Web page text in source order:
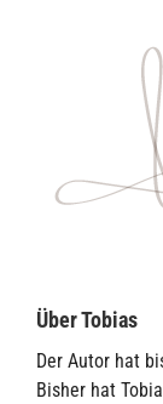
Über Tobias
Der Autor hat
Bisher hat